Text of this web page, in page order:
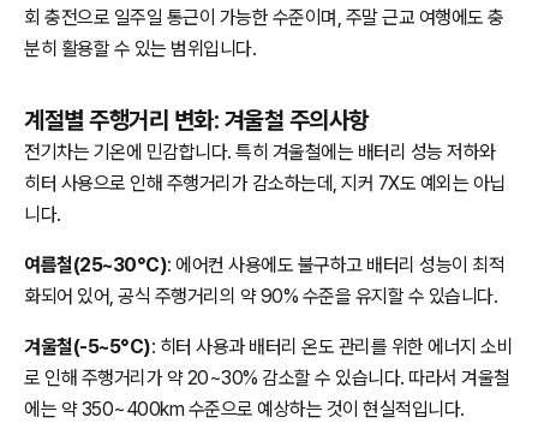
회 충전으로 일주일 통근이 가능한 수준이며, 주말 근교 여행에도 충
분히 활용할 수 있는 범위입니다.
계절별 주행거리 변화: 겨울철 주의사항
전기차는 기온에 민감합니다. 특히 겨울철에는 배터리 성능 저하와
히터 사용으로 인해 주행거리가 감소하는데, 지커 7X도 예외는 아닙
니다.
여름철(25~30°C): 에어컨 사용에도 불구하고 배터리 성능이 최적
화되어 있어, 공식 주행거리의 약 90% 수준을 유지할 수 있습니다.
겨울철(-5~5°C): 히터 사용과 배터리 온도 관리를 위한 에너지 소비
로 인해 주행거리가 약 20~30% 감소할 수 있습니다. 따라서 겨울철
에는 약 350~400km 수준으로 예상하는 것이 현실적입니다.